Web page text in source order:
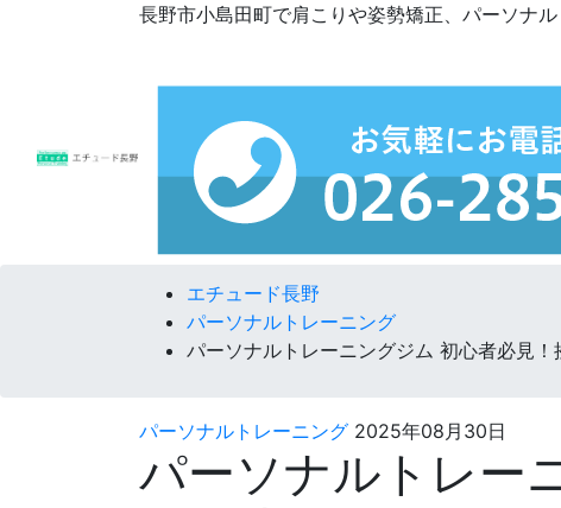
長野市小島田町で肩こりや姿勢矯正、パーソナ
エチュード長野
パーソナルトレーニング
パーソナルトレーニングジム 初心者必見
パーソナルトレーニング 2025年08月30日
パーソナルトレー